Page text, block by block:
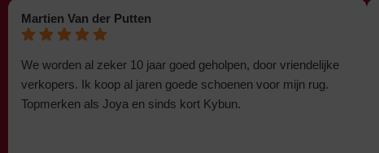
Martien Van der Putten
We worden al zeker 10 jaar goed geholpen, door vriendelijke
verkopers. Ik koop al jaren goede schoenen voor mijn rug.
Topmerken als Joya en sinds kort Kybun.